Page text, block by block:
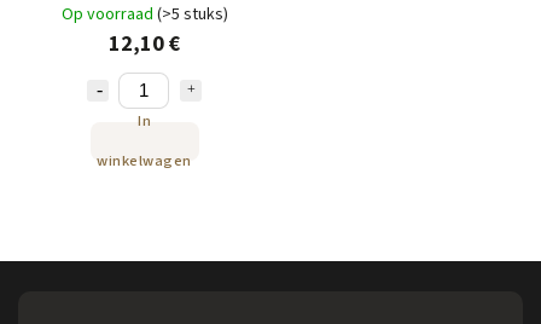
Op voorraad (>5 stuks)
12,10 €
In
winkelwagen